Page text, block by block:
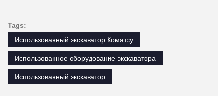
Tags:
Использованный экскаватор Коматсу
Использованное оборудование экскаватора
Использованный экскаватор